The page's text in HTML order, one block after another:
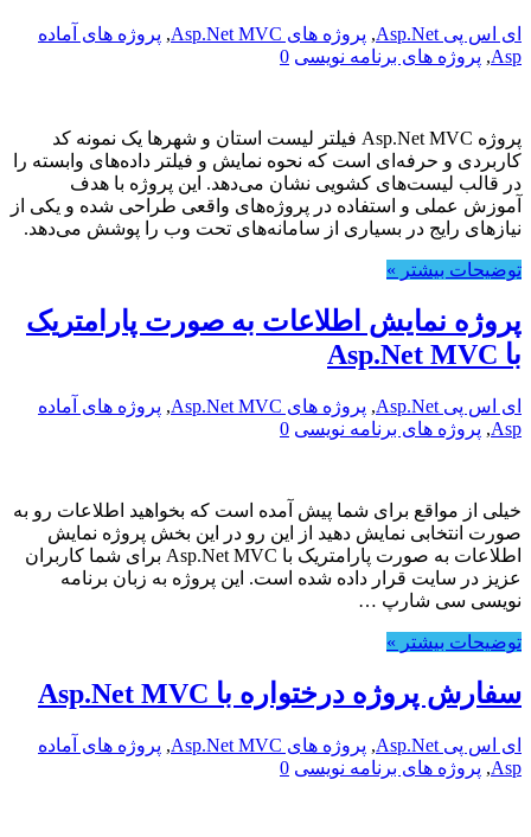
ای اس پی Asp.Net , پروژه های Asp.Net MVC , پروژه های آماده
Asp
, پروژه های برنامه نویسی 0
پروژه Asp.Net MVC فیلتر لیست استان و شهرها یک نمونه کد
کاربردی و حرفه‌ای است که نحوه نمایش و فیلتر داده‌های وابسته را
در قالب لیست‌های کشویی نشان می‌دهد. این پروژه با هدف
آموزش عملی و استفاده در پروژه‌های واقعی طراحی شده و یکی از
نیازهای رایج در بسیاری از سامانه‌های تحت وب را پوشش می‌دهد.
توضیحات بیشتر »
پروژه نمایش اطلاعات به صورت پارامتریک
با Asp.Net MVC
ای اس پی Asp.Net , پروژه های Asp.Net MVC , پروژه های آماده
Asp
, پروژه های برنامه نویسی 0
خیلی از مواقع برای شما پیش آمده است که بخواهید اطلاعات رو به
صورت انتخابی نمایش دهید از این رو در این بخش پروژه نمایش
اطلاعات به صورت پارامتریک با Asp.Net MVC برای شما کاربران
عزیز در سایت قرار داده شده است. این پروژه به زبان برنامه
نویسی سی شارپ …
توضیحات بیشتر »
سفارش پروژه درختواره با Asp.Net MVC
ای اس پی Asp.Net , پروژه های Asp.Net MVC , پروژه های آماده
Asp
, پروژه های برنامه نویسی 0